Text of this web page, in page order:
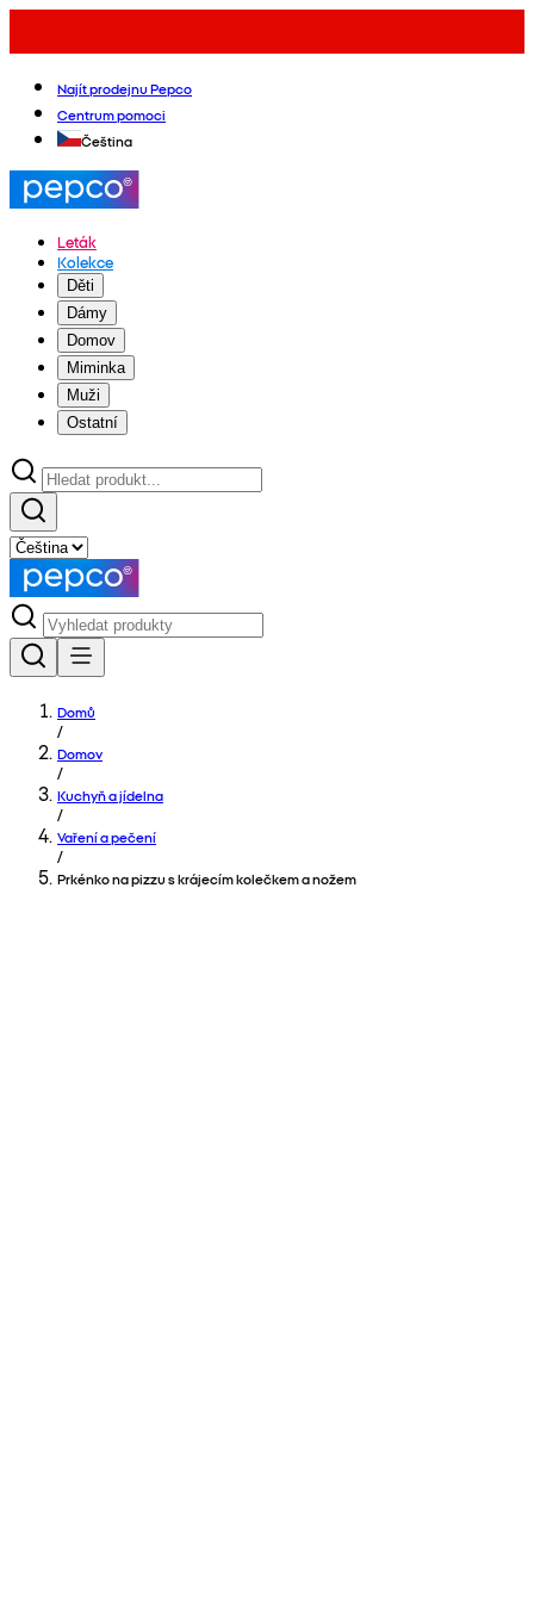
Najít prodejnu Pepco
Centrum pomoci
Čeština
Leták
Kolekce
Děti
Dámy
Domov
Miminka
Muži
Ostatní
Domů
/
Domov
/
Kuchyň a jídelna
/
Vaření a pečení
/
Prkénko na pizzu s krájecím kolečkem a nožem